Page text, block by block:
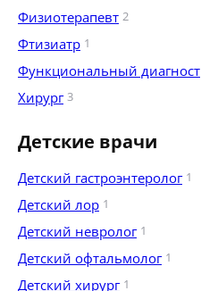
Физиотерапевт 2
Фтизиатр 1
Функциональный диагност
Хирург 3
Детские врачи
Детский гастроэнтеролог 1
Детский лор 1
Детский невролог 1
Детский офтальмолог 1
Детский хирург 1